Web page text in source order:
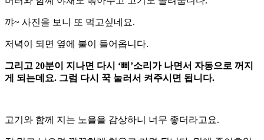
꺄~ 사진을 보니 또 먹고싶네요.
저녁이 되면 옆에 불이 들어옵니다.
그리고 20분이 지나면 다시 ‘삐’소리가 나면서 자동으로 꺼지
게 되는데요. 그럼 다시 꾹 눌러서 켜주시면 됩니다.
고기와 함께 지는 노을을 감상하니 너무 좋더라고요.